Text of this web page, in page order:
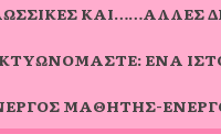
ΚΑΙ……ΆΛΛΕΣ
ΈΝΑ
ΜΑΘΗΤΉΣ-